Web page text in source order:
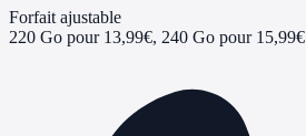
Forfait ajustable
220 Go pour 13,99€, 240 Go pour 15,99€